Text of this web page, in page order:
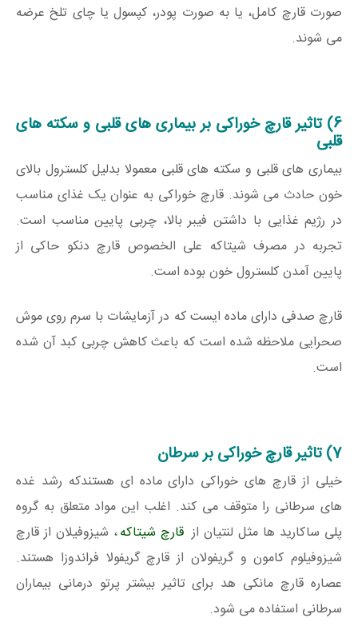
صورت قارچ کامل، یا به صورت پودر، کپسول یا چای تلخ عرضه
می شوند.
6) تاثیر قارچ خوراکی بر بیماری های قلبی و سکته های
قلبی
بیماری های قلبی و سکته های قلبی معمولا بدلیل کلسترول بالای
خون حادث می شوند. قارچ خوراکی به عنوان یک غذای مناسب
در رژیم غذایی با داشتن فیبر بالا، چربی پایین مناسب است.
تجربه در مصرف شیتاکه علی الخصوص قارچ دنکو حاکی از
پایین آمدن کلسترول خون بوده است.
قارچ صدفی دارای ماده ایست که در آزمایشات با سرم روی موش
صحرایی ملاحظه شده است که باعث کاهش چربی کبد آن شده
است.
7) تاثیر قارچ خوراکی بر سرطان
خیلی از قارچ های خوراکی دارای ماده ای هستندکه رشد غده
های سرطانی را متوقف می کند. اغلب این مواد متعلق به گروه
پلی ساکارید ها مثل لنتیان از قارچ شیتاکه، شیزوفیلان از قارچ
شیزوفیلوم کامون و گریفولان از قارچ گریفولا فراندوزا هستند.
عصاره قارچ مانکی هد برای تاثیر بیشتر پرتو درمانی بیماران
سرطانی استفاده می شود.